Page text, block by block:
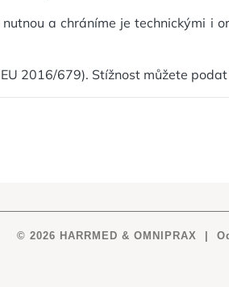
a chráníme je technickými
2016/679). Stížnost můžete podat
© 2026 HARRMED & OMNIPRAX |